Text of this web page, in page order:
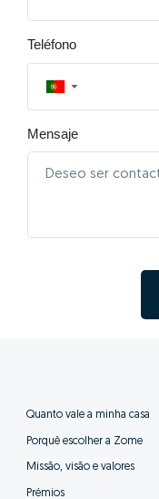
Teléfono
▼
Mensaje
Quanto vale a minha casa
Porquê escolher a Zome
Missão, visão e valores
Prémios